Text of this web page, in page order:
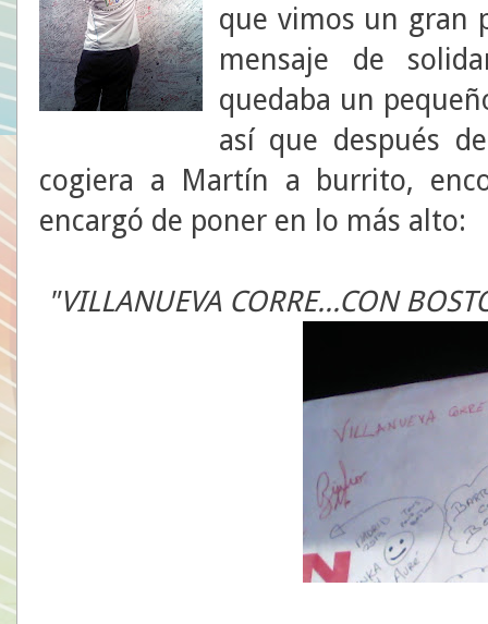
que vimos un gran
mensaje de
quedaba un
así que después
cogiera a Martín a burrito,
encargó de poner en lo más alto:
"VILLANUEVA CORRE...CON